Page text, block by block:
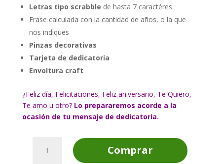
Letras tipo scrabble de hasta 7 caractéres
Frase calculada con la cantidad de años, o la que
nos indiques
Pinzas decorativas
Tarjeta de dedicatoria
Envoltura craft
¿Feliz día, Felicitaciones, Feliz aniversario, Te Quiero,
Te amo u otro? Lo prepararemos acorde a la
ocasión de tu mensaje de dedicatoria.
Cuadro
Comprar